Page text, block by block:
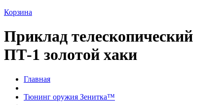
Корзина
Приклад телескопический
ПТ-1 золотой хаки
Главная
Тюнинг оружия Зенитка™